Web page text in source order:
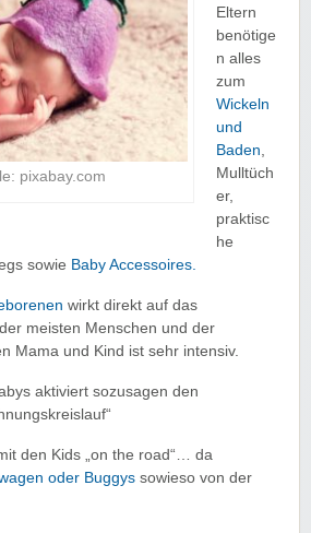
pixabay.com
Eltern
benötige
n alles
zum
Wickeln
und
Baden,
Mulltüch
er,
praktisc
he
sowie Baby Accessoires.
wirkt direkt auf das
meisten Menschen und der
Mama und Kind ist sehr intensiv.
aktiviert sozusagen den
den Kids „on the road“… da
oder Buggys sowieso von der